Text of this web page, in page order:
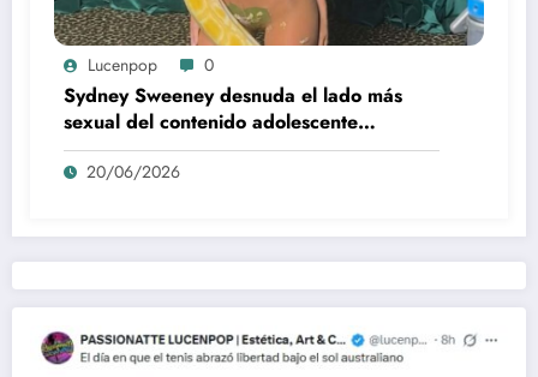
Lucenpop 0
Sydney Sweeney desnuda el lado más
sexual del contenido adolescente
(Euphoria, 2026)
20/06/2026